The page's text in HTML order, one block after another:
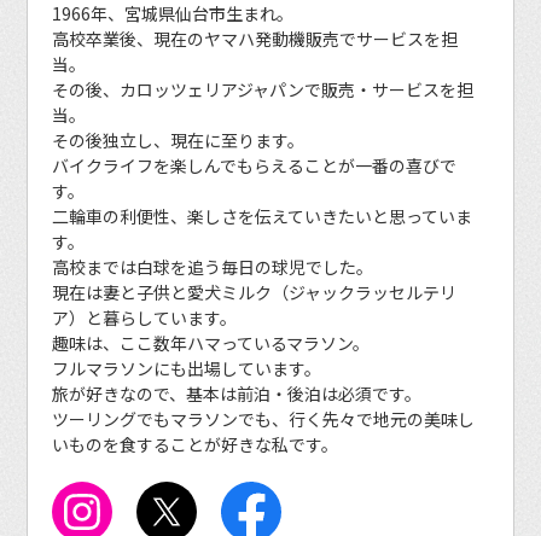
1966年、宮城県仙台市生まれ。
高校卒業後、現在のヤマハ発動機販売でサービスを担
当。
その後、カロッツェリアジャパンで販売・サービスを担
当。
その後独立し、現在に至ります。
バイクライフを楽しんでもらえることが一番の喜びで
す。
二輪車の利便性、楽しさを伝えていきたいと思っていま
す。
高校までは白球を追う毎日の球児でした。
現在は妻と子供と愛犬ミルク（ジャックラッセルテリ
ア）と暮らしています。
趣味は、ここ数年ハマっているマラソン。
フルマラソンにも出場しています。
旅が好きなので、基本は前泊・後泊は必須です。
ツーリングでもマラソンでも、行く先々で地元の美味し
いものを食することが好きな私です。